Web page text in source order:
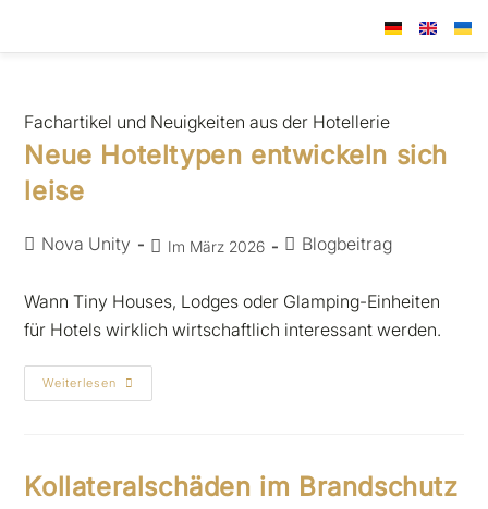
Fachartikel und Neuigkeiten aus der Hotellerie
Neue Hoteltypen entwickeln sich
leise
Nova Unity Im März 2026 Blogbeitrag
Wann Tiny Houses, Lodges oder Glamping-Einheiten
für Hotels wirklich wirtschaftlich interessant werden.
Weiterlesen
Kollateralschäden im Brandschutz